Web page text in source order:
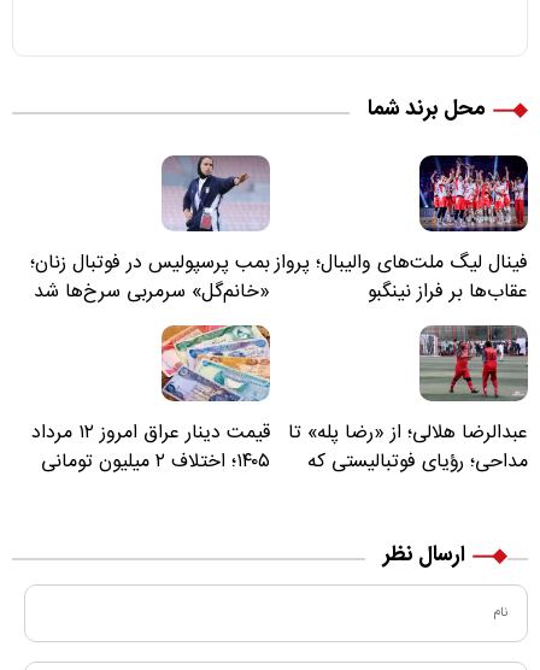
محل برند شما
فینال لیگ ملت‌های والیبال؛ پرواز
عقاب‌ها بر فراز نینگبو
بمب پرسپولیس در فوتبال زنان؛
«خانم‌گل» سرمربی سرخ‌ها شد
عبدالرضا هلالی؛ از «رضا پله» تا
مداحی؛ رؤیای فوتبالیستی که
قیمت دینار عراق امروز ۱۲ مرداد
۱۴۰۵؛ اختلاف ۲ میلیون تومانی
ارسال نظر